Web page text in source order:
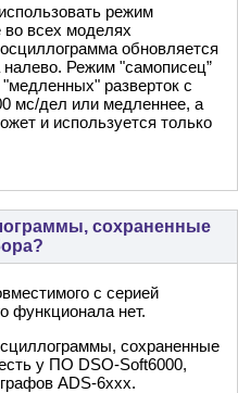
режим
во всех моделях
обновляется
Режим "самописец”
разверток с
мс/дел или медленнее, а
и используется только
сохраненные
с серией
функционала нет.
сохраненные
у ПО DSO-Soft6000,
ADS-6xxx.